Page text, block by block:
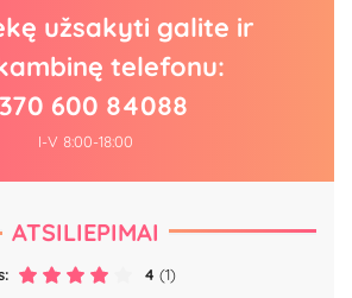
užsakyti galite ir
telefonu:
600 84088
I-V 8:00-18:00
ATSILIEPIMAI
4 (1)